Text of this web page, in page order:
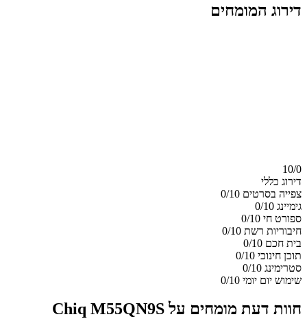
דירוג המומחים
10/0
דירוג כללי
צפייה בסרטים 0/10
גימיינג 0/10
ספורט חי 0/10
חיבוריות רשת 0/10
בית חכם 0/10
תוכן חינוכי 0/10
סטרימינג 0/10
שימוש יום יומי 0/10
חוות דעת מומחים על Chiq M55QN9S